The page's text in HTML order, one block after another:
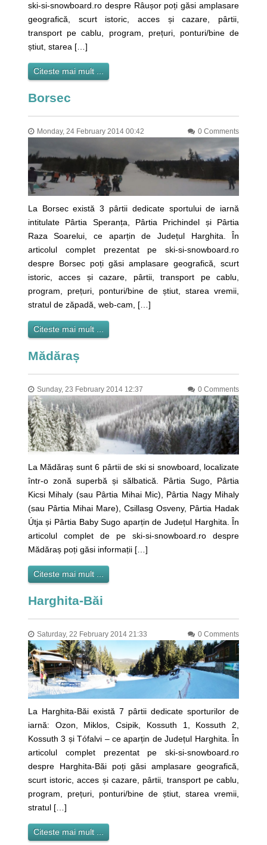
ski-si-snowboard.ro despre Râușor poți găsi amplasare
geografică, scurt istoric, acces și cazare, pârtii,
transport pe cablu, program, prețuri, ponturi/bine de
știut, starea […]
Citeste mai mult ...
Borsec
Monday, 24 February 2014 00:42 0 Comments
La Borsec există 3 pârtii dedicate sportului de iarnă
intitulate Pârtia Speranța, Pârtia Prichindel și Pârtia
Raza Soarelui, ce aparțin de Județul Harghita. În
articolul complet prezentat pe ski-si-snowboard.ro
despre Borsec poți găsi amplasare geografică, scurt
istoric, acces și cazare, pârtii, transport pe cablu,
program, prețuri, ponturi/bine de știut, starea vremii,
stratul de zăpadă, web-cam, […]
Citeste mai mult ...
Mădăraș
Sunday, 23 February 2014 12:37 0 Comments
La Mădăraș sunt 6 pârtii de ski si snowboard, localizate
într-o zonă superbă și sălbatică. Pârtia Sugo, Pârtia
Kicsi Mihaly (sau Pârtia Mihai Mic), Pârtia Nagy Mihaly
(sau Pârtia Mihai Mare), Csillasg Osveny, Pârtia Hadak
Útja și Pârtia Baby Sugo aparțin de Județul Harghita. În
articolul complet de pe ski-si-snowboard.ro despre
Mădăraș poți găsi informații […]
Citeste mai mult ...
Harghita-Băi
Saturday, 22 February 2014 21:33 0 Comments
La Harghita-Băi există 7 pârtii dedicate sporturilor de
iarnă: Ozon, Miklos, Csipik, Kossuth 1, Kossuth 2,
Kossuth 3 și Tófalvi – ce aparțin de Județul Harghita. În
articolul complet prezentat pe ski-si-snowboard.ro
despre Harghita-Băi poți găsi amplasare geografică,
scurt istoric, acces și cazare, pârtii, transport pe cablu,
program, prețuri, ponturi/bine de știut, starea vremii,
stratul […]
Citeste mai mult ...